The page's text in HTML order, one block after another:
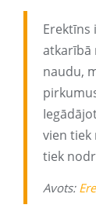
Erektīns
atkarībā
naudu,
vien tiek
tiek
Avots: